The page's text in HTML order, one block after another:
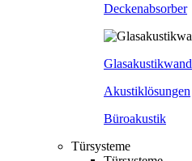
Deckenabsorber
Glasakustikwand
Akustiklösungen
Büroakustik
Türsysteme